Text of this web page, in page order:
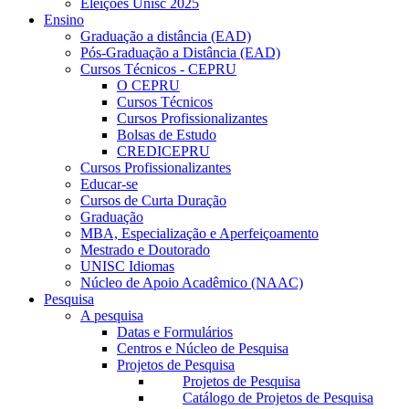
Eleições Unisc 2025
Ensino
Graduação a distância (EAD)
Pós-Graduação a Distância (EAD)
Cursos Técnicos - CEPRU
O CEPRU
Cursos Técnicos
Cursos Profissionalizantes
Bolsas de Estudo
CREDICEPRU
Cursos Profissionalizantes
Educar-se
Cursos de Curta Duração
Graduação
MBA, Especialização e Aperfeiçoamento
Mestrado e Doutorado
UNISC Idiomas
Núcleo de Apoio Acadêmico (NAAC)
Pesquisa
A pesquisa
Datas e Formulários
Centros e Núcleo de Pesquisa
Projetos de Pesquisa
Projetos de Pesquisa
Catálogo de Projetos de Pesquisa